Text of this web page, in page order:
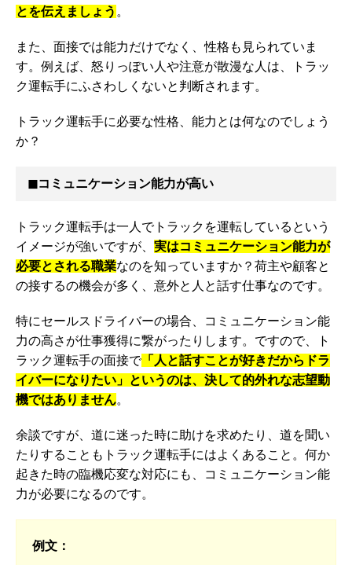
とを伝えましょう 。
また、面接では能力だけでなく、性格も見られていま
す。例えば、怒りっぽい人や注意が散漫な人は、トラッ
ク運転手にふさわしくないと判断されます。
トラック運転手に必要な性格、能力とは何なのでしょう
か？
◼︎コミュニケーション能力が高い
トラック運転手は一人でトラックを運転しているという
イメージが強いですが、 実はコミュニケーション能力が
必要とされる職業なのを知っていますか？荷主や顧客と
の接するの機会が多く、意外と人と話す仕事なのです。
特にセールスドライバーの場合、コミュニケーション能
力の高さが仕事獲得に繋がったりします。ですので、ト
ラック運転手の面接で 「人と話すことが好きだからドラ
イバーになりたい」というのは、決して的外れな志望動
機ではありません。
余談ですが、道に迷った時に助けを求めたり、道を聞い
たりすることもトラック運転手にはよくあること。何か
起きた時の臨機応変な対応にも、コミュニケーション能
力が必要になるのです。
例文：